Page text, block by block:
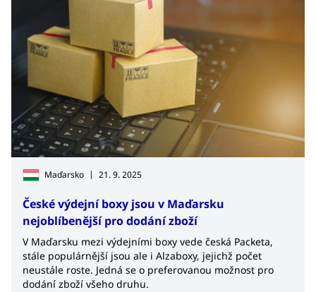
Maďarsko | 21. 9. 2025
České výdejní boxy jsou v Maďarsku
nejoblíbenější pro dodání zboží
V Maďarsku mezi výdejními boxy vede česká Packeta,
stále populárnější jsou ale i Alzaboxy, jejichž počet
neustále roste. Jedná se o preferovanou možnost pro
dodání zboží všeho druhu.